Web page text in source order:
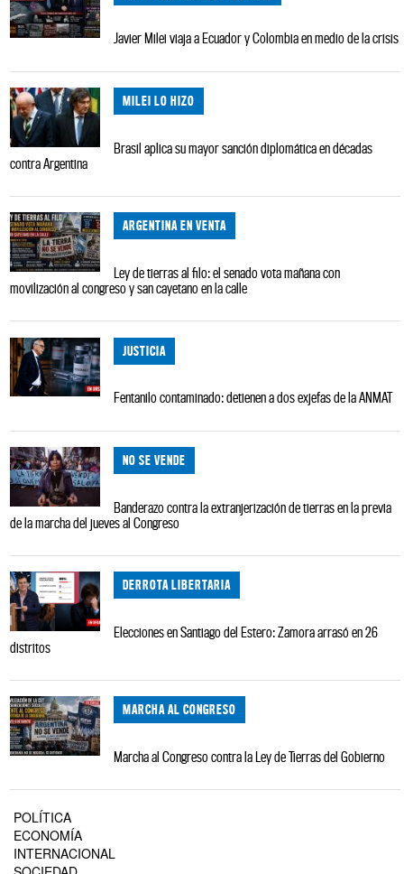
Javier Milei viaja a Ecuador y Colombia en medio de la crisis
MILEI LO HIZO
Brasil aplica su mayor sanción diplomática en décadas
contra Argentina
ARGENTINA EN VENTA
Ley de tierras al filo: el senado vota mañana con
movilización al congreso y san cayetano en la calle
JUSTICIA
Fentanilo contaminado: detienen a dos exjefas de la ANMAT
NO SE VENDE
Banderazo contra la extranjerización de tierras en la previa
de la marcha del jueves al Congreso
DERROTA LIBERTARIA
Elecciones en Santiago del Estero: Zamora arrasó en 26
distritos
MARCHA AL CONGRESO
Marcha al Congreso contra la Ley de Tierras del Gobierno
POLÍTICA
ECONOMÍA
INTERNACIONAL